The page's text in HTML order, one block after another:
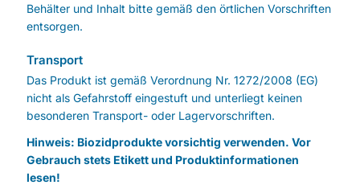
Behälter und Inhalt bitte gemäß den örtlichen Vorschriften
entsorgen.
Transport
Das Produkt ist gemäß Verordnung Nr. 1272/2008 (EG)
nicht als Gefahrstoff eingestuft und unterliegt keinen
besonderen Transport- oder Lagervorschriften.
Hinweis: Biozidprodukte vorsichtig verwenden. Vor
Gebrauch stets Etikett und Produktinformationen
lesen!